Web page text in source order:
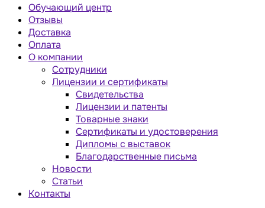
Обучающий центр
Отзывы
Доставка
Оплата
О компании
Сотрудники
Лицензии и сертификаты
Свидетельства
Лицензии и патенты
Товарные знаки
Сертификаты и удостоверения
Дипломы с выставок
Благодарственные письма
Новости
Статьи
Контакты